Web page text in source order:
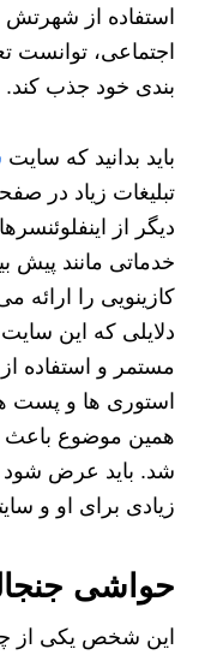
استفاده از شهرتش
اجتماعی، توانست
بندی خود جذب کند.
باید بدانید که سایت
تبلیغات زیاد در
دیگر از
خدماتی مانند پیش
کازینویی را
دلایلی که این
مستمر و استفاده
استوری ها و پست
همین موضوع باعث
شد. باید عرض شود
زیادی برای او و
حواشی
این شخص یکی از